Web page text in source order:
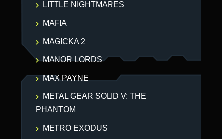
LITTLE NIGHTMARES
MAFIA
MAGICKA 2
MANOR LORDS
MAX PAYNE
METAL GEAR SOLID V: THE
PHANTOM
METRO EXODUS